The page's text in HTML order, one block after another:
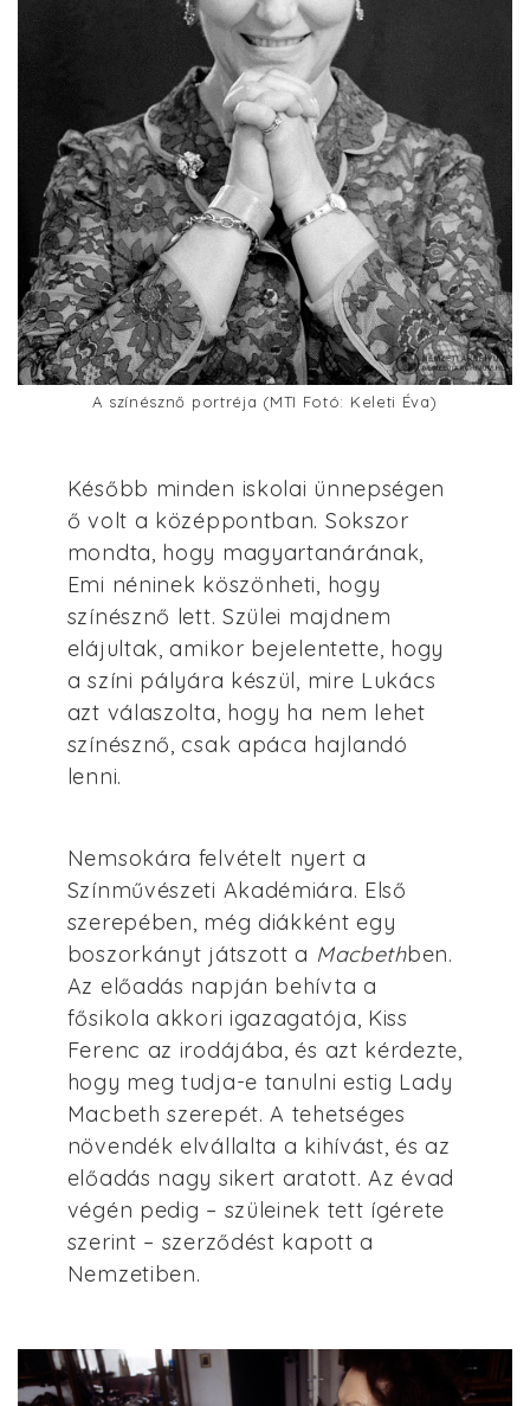
A színésznő portréja (MTI Fotó: Keleti Éva)
Később minden iskolai ünnepségen
ő volt a középpontban. Sokszor
mondta, hogy magyartanárának,
Emi néninek köszönheti, hogy
színésznő lett. Szülei majdnem
elájultak, amikor bejelentette, hogy
a színi pályára készül, mire Lukács
azt válaszolta, hogy ha nem lehet
színésznő, csak apáca hajlandó
lenni.
Nemsokára felvételt nyert a
Színművészeti Akadémiára. Első
szerepében, még diákként egy
boszorkányt játszott a Macbethben.
Az előadás napján behívta a
fősikola akkori igazagatója, Kiss
Ferenc az irodájába, és azt kérdezte,
hogy meg tudja-e tanulni estig Lady
Macbeth szerepét. A tehetséges
növendék elvállalta a kihívást, és az
előadás nagy sikert aratott. Az évad
végén pedig – szüleinek tett ígérete
szerint – szerződést kapott a
Nemzetiben.